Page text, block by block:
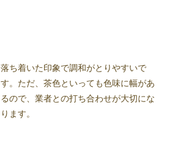
落ち着いた印象で調和がとりやすいで
す。ただ、茶色といっても色味に幅があ
るので、業者との打ち合わせが大切にな
ります。